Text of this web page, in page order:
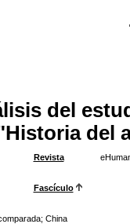
del
del
Revista
Fascículo
; China